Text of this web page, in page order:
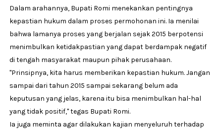
Dalam arahannya, Bupati Romi menekankan pentingnya
kepastian hukum dalam proses permohonan ini. Ia menilai
bahwa lamanya proses yang berjalan sejak 2015 berpotensi
menimbulkan ketidakpastian yang dapat berdampak negatif
di tengah masyarakat maupun pihak perusahaan.
"Prinsipnya, kita harus memberikan kepastian hukum. Jangan
sampai dari tahun 2015 sampai sekarang belum ada
keputusan yang jelas, karena itu bisa menimbulkan hal-hal
yang tidak positif," tegas Bupati Romi.
Ia juga meminta agar dilakukan kajian menyeluruh terhadap